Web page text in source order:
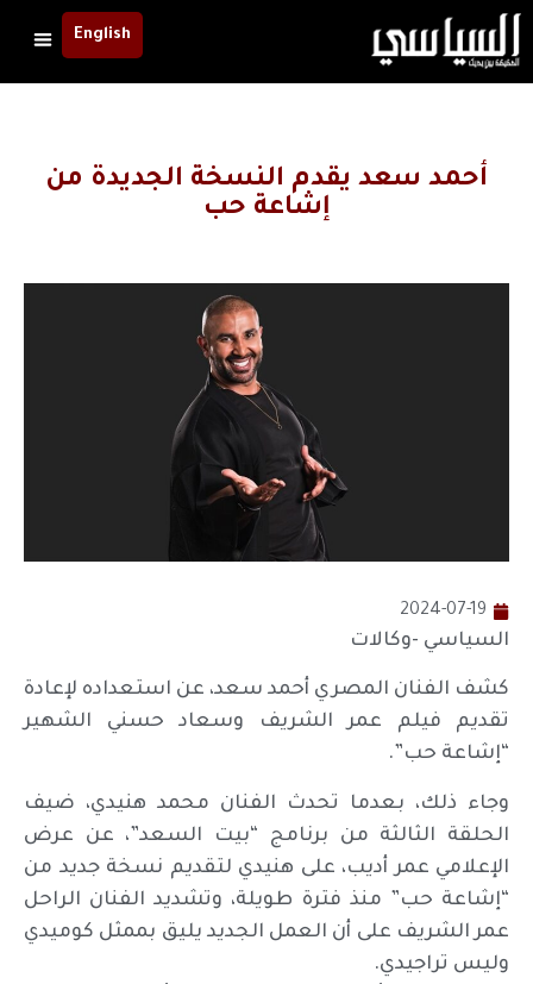
English
أحمد سعد يقدم النسخة الجديدة من
إشاعة حب
2024-07-19
السياسي -وكالات
كشف الفنان المصري أحمد سعد، عن استعداده لإعادة
تقديم فيلم عمر الشريف وسعاد حسني الشهير
“إشاعة حب”.
وجاء ذلك، بعدما تحدث الفنان محمد هنيدي، ضيف
الحلقة الثالثة من برنامج “بيت السعد”، عن عرض
الإعلامي عمر أديب، على هنيدي لتقديم نسخة جديد من
“إشاعة حب” منذ فترة طويلة، وتشديد الفنان الراحل
عمر الشريف على أن العمل الجديد يليق بممثل كوميدي
وليس تراجيدي.